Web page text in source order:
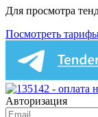
Для просмотра
Посмотреть
Авторизация